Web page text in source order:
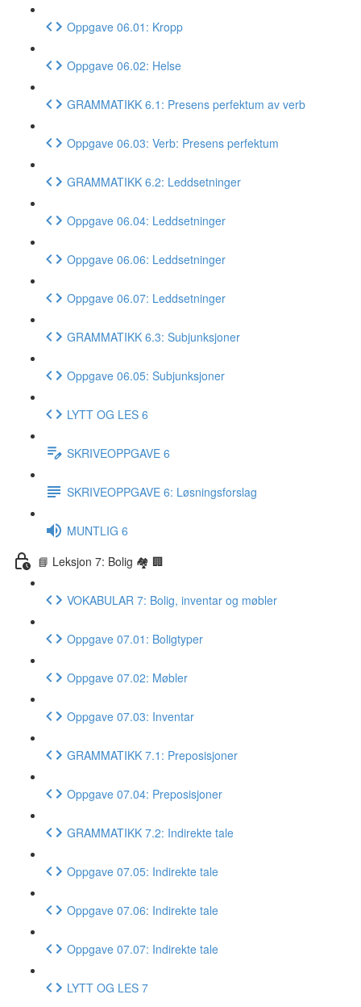
Oppgave 06.01: Kropp
Oppgave 06.02: Helse
GRAMMATIKK 6.1: Presens perfektum av verb
Oppgave 06.03: Verb: Presens perfektum
GRAMMATIKK 6.2: Leddsetninger
Oppgave 06.04: Leddsetninger
Oppgave 06.06: Leddsetninger
Oppgave 06.07: Leddsetninger
GRAMMATIKK 6.3: Subjunksjoner
Oppgave 06.05: Subjunksjoner
LYTT OG LES 6
SKRIVEOPPGAVE 6
SKRIVEOPPGAVE 6: Løsningsforslag
MUNTLIG 6
📘 Leksjon 7: Bolig 🏘 🏢
VOKABULAR 7: Bolig, inventar og møbler
Oppgave 07.01: Boligtyper
Oppgave 07.02: Møbler
Oppgave 07.03: Inventar
GRAMMATIKK 7.1: Preposisjoner
Oppgave 07.04: Preposisjoner
GRAMMATIKK 7.2: Indirekte tale
Oppgave 07.05: Indirekte tale
Oppgave 07.06: Indirekte tale
Oppgave 07.07: Indirekte tale
LYTT OG LES 7